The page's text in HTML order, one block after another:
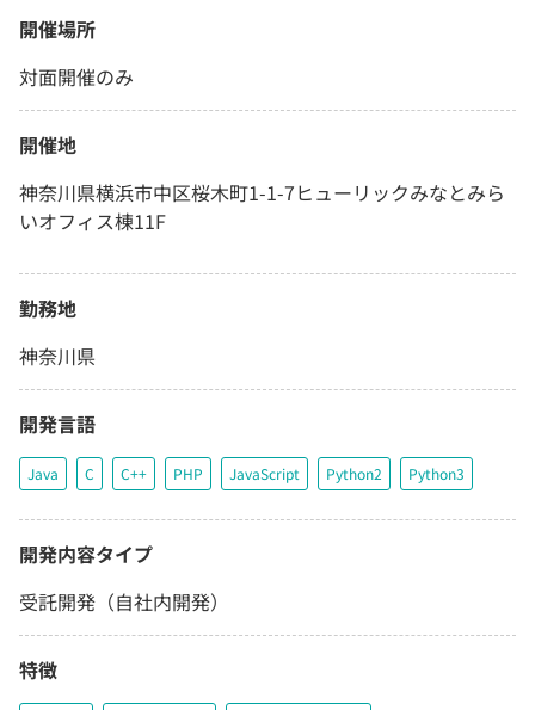
開催場所
対面開催のみ
開催地
神奈川県横浜市中区桜木町1-1-7ヒューリックみなとみら
いオフィス棟11F
勤務地
神奈川県
開発言語
Java C C++ PHP JavaScript Python2 Python3
開発内容タイプ
受託開発（自社内開発）
特徴